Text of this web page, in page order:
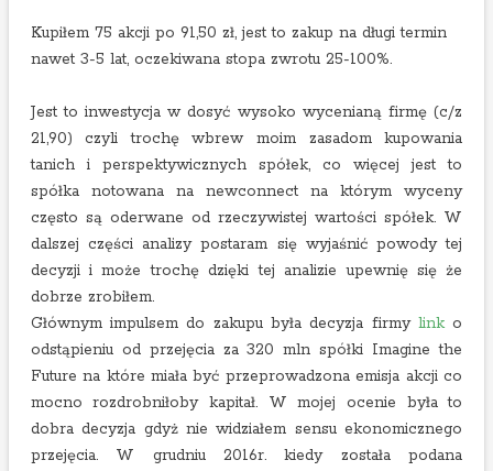
Kupiłem 75 akcji po 91,50 zł, jest to zakup na długi termin
nawet 3-5 lat, oczekiwana stopa zwrotu 25-100%.
Jest to inwestycja w dosyć wysoko wycenianą firmę (c/z
21,90) czyli trochę wbrew moim zasadom kupowania
tanich i perspektywicznych spółek, co więcej jest to
spółka notowana na newconnect na którym wyceny
często są oderwane od rzeczywistej wartości spółek. W
dalszej części analizy postaram się wyjaśnić powody tej
decyzji i może trochę dzięki tej analizie upewnię się że
dobrze zrobiłem.
Głównym impulsem do zakupu była decyzja firmy linko
odstąpieniu od przejęcia za 320 mln spółki Imagine the
Future na które miała być przeprowadzona emisja akcji co
mocno rozdrobniłoby kapitał. W mojej ocenie była to
dobra decyzja gdyż nie widziałem sensu ekonomicznego
przejęcia. W grudniu 2016r. kiedy została podana